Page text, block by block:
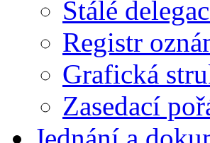
Stálé
Registr
Grafická
Zasedací